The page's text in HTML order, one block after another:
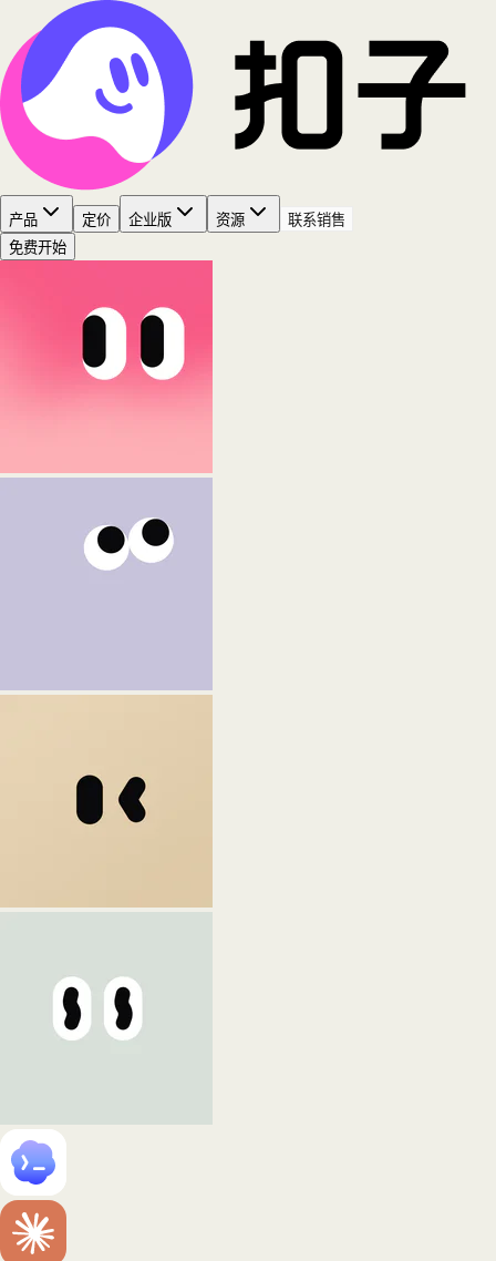
产品 定价 企业版 资源
联系销售
免费开始